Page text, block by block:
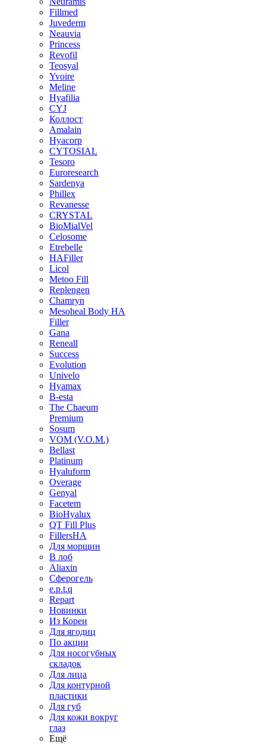
Fillmed
Juvederm
Neauvia
Princess
Revofil
Teosyal
Yvoire
Meline
Hyafilia
CYJ
Коллост
Amalain
Hyacorp
CYTOSIAL
Tesoro
Euroresearch
Sardenya
Phillex
Revanesse
CRYSTAL
BioMialVel
Celosome
Etrebelle
HAFiller
Licol
Metoo Fill
Replengen
Chamryn
Mesoheal Body HA
Filler
Gana
Reneall
Success
Evolution
Univelo
Hyamax
B-esta
The Chaeum
Premium
Sosum
VOM (V.O.M.)
Bellast
Platinum
Hyaluform
Overage
Genyal
Facetem
BioHyalux
QT Fill Plus
FillersHA
Для морщин
В лоб
Aliaxin
Сферогель
e.p.t.q
Repart
Новинки
Из Кореи
Для ягодиц
По акции
Для носогубных
складок
Для лица
Для контурной
пластики
Для губ
Для кожи вокруг
глаз
Ещё